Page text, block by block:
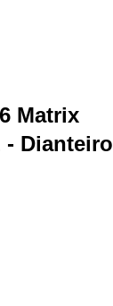
Matrix
- Dianteiro